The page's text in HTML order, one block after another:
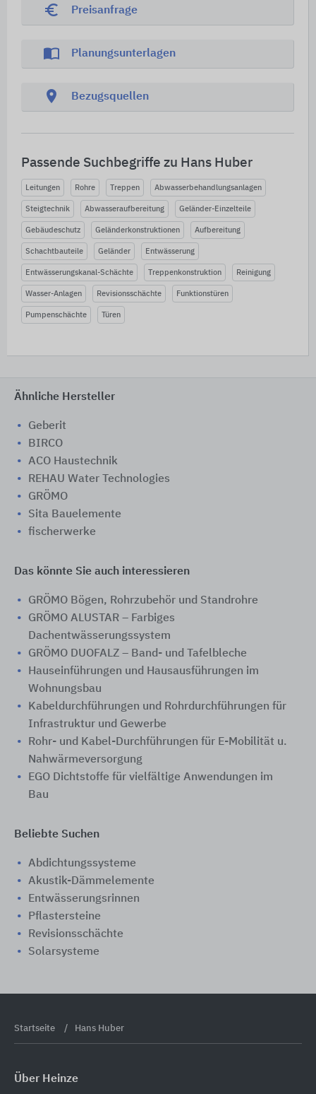
euro_symbol Preisanfrage
import_contacts Planungsunterlagen
location_on Bezugsquellen
Passende Suchbegriffe zu Hans Huber
Leitungen Rohre Treppen Abwasserbehandlungsanlagen
Steigtechnik Abwasseraufbereitung Geländer-Einzelteile
Gebäudeschutz Geländerkonstruktionen Aufbereitung
Schachtbauteile Geländer Entwässerung
Entwässerungskanal-Schächte Treppenkonstruktion Reinigung
Wasser-Anlagen Revisionsschächte Funktionstüren
Pumpenschächte Türen
Ähnliche Hersteller
Geberit
BIRCO
ACO Haustechnik
REHAU Water Technologies
GRÖMO
Sita Bauelemente
fischerwerke
Das könnte Sie auch interessieren
GRÖMO Bögen, Rohrzubehör und Standrohre
GRÖMO ALUSTAR – Farbiges
Dachentwässerungssystem
GRÖMO DUOFALZ – Band- und Tafelbleche
Hauseinführungen und Hausausführungen im
Wohnungsbau
Kabeldurchführungen und Rohrdurchführungen für
Infrastruktur und Gewerbe
Rohr- und Kabel-Durchführungen für E-Mobilität u.
Nahwärmeversorgung
EGO Dichtstoffe für vielfältige Anwendungen im
Bau
Beliebte Suchen
Abdichtungssysteme
Akustik-Dämmelemente
Entwässerungsrinnen
Pflastersteine
Revisionsschächte
Solarsysteme
Startseite Hans Huber
Über Heinze